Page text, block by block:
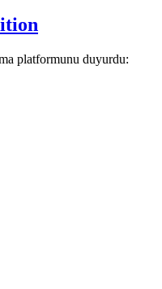
platformunu duyurdu: